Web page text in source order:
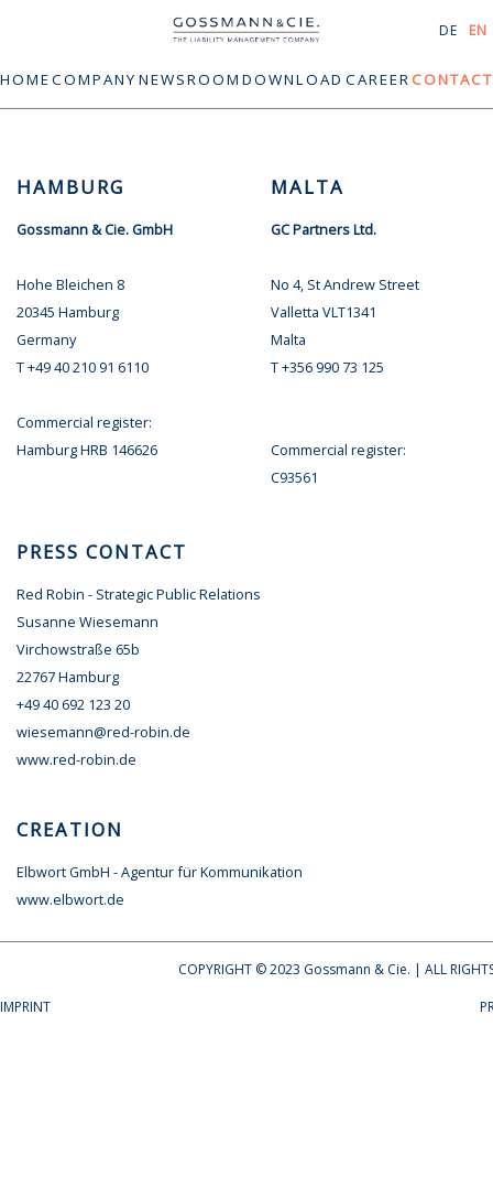
DE EN
HOMECOMPANY NEWSROOM DOWNLOAD CAREER CONTACT
HAMBURG
Gossmann & Cie. GmbH
Hohe Bleichen 8
20345 Hamburg
Germany
T +49 40 210 91 6110
Commercial register:
Hamburg HRB 146626
MALTA
GC Partners Ltd.
No 4, St Andrew Street
Valletta VLT1341
Malta
T +356 990 73 125
Commercial register:
C93561
PRESS CONTACT
Red Robin - Strategic Public Relations
Susanne Wiesemann
Virchowstraße 65b
22767 Hamburg
+49 40 692 123 20
wiesemann@red-robin.de
www.red-robin.de
CREATION
Elbwort GmbH - Agentur für Kommunikation
www.elbwort.de
COPYRIGHT © 2023 Gossmann & Cie. | ALL RIGHTS
IMPRINT